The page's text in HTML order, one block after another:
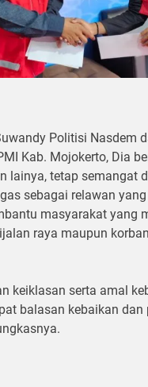
Politisi Nasdem
Kab. Mojokerto, Dia
lainya, tetap semangat
sebagai relawan
masyarakat yang
raya maupun
keiklasan serta amal
balasan kebaikan dan